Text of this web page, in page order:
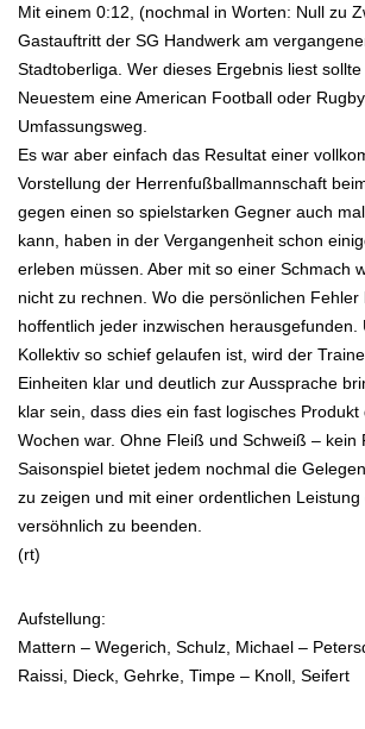
Mit einem 0:12, (nochmal in Worten: Null zu
Gastauftritt der SG Handwerk am
Stadtoberliga. Wer dieses Ergebnis liest
Neuestem eine American Football oder
Umfassungsweg.
Es war aber einfach das Resultat einer
Vorstellung der Herrenfußballmannschaft
gegen einen so spielstarken Gegner auch
kann, haben in der Vergangenheit schon
erleben müssen. Aber mit so einer Schmach
nicht zu rechnen. Wo die persönlichen Fehler
hoffentlich jeder inzwischen herausgefunden.
Kollektiv so schief gelaufen ist, wird der
Einheiten klar und deutlich zur Aussprache
klar sein, dass dies ein fast logisches
Wochen war. Ohne Fleiß und Schweiß – kein
Saisonspiel bietet jedem nochmal die
zu zeigen und mit einer ordentlichen Leistung
versöhnlich zu beenden.
(rt)
Aufstellung:
Mattern – Wegerich, Schulz, Michael –
Raissi, Dieck, Gehrke, Timpe – Knoll, Seifert